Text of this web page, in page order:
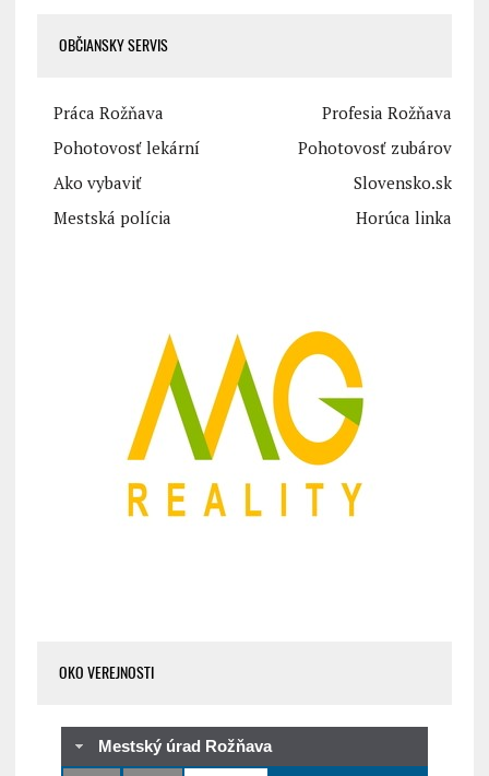
OBČIANSKY SERVIS
Práca Rožňava
Profesia Rožňava
Pohotovosť lekární
Pohotovosť zubárov
Ako vybaviť
Slovensko.sk
Mestská polícia
Horúca linka
OKO VEREJNOSTI